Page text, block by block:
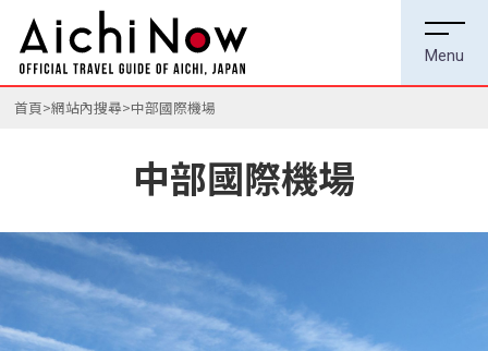
首頁 網站內搜尋 中部國際機場
中部國際機場